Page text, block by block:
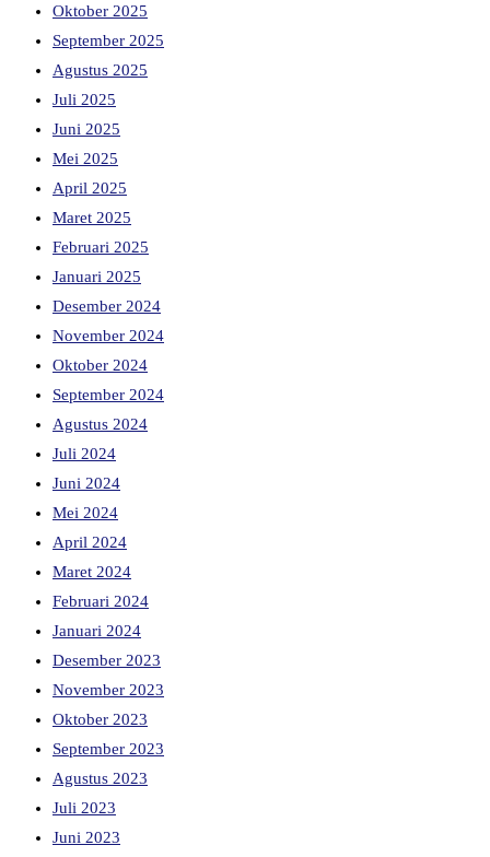
Oktober 2025
September 2025
Agustus 2025
Juli 2025
Juni 2025
Mei 2025
April 2025
Maret 2025
Februari 2025
Januari 2025
Desember 2024
November 2024
Oktober 2024
September 2024
Agustus 2024
Juli 2024
Juni 2024
Mei 2024
April 2024
Maret 2024
Februari 2024
Januari 2024
Desember 2023
November 2023
Oktober 2023
September 2023
Agustus 2023
Juli 2023
Juni 2023